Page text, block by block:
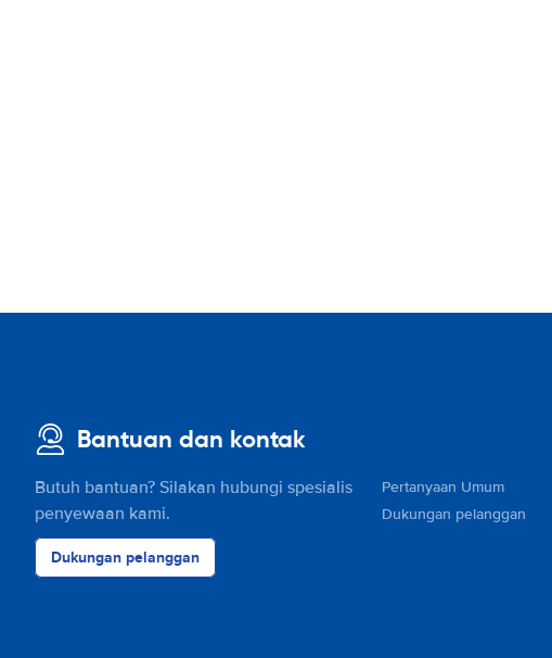
Bantuan dan kontak
Butuh bantuan? Silakan hubungi spesialis
penyewaan kami.
Dukungan pelanggan
Pertanyaan Umum
Dukungan pelanggan